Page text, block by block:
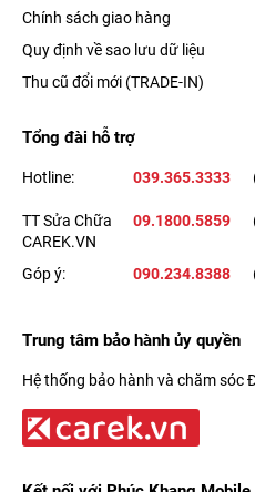
Chính sách giao hàng
Quy định về sao lưu dữ liệu
Thu cũ đổi mới (TRADE-IN)
Tổng đài hỗ trợ
Hotline: 039.365.3333
TT Sửa Chữa
CAREK.VN
09.1800.5859
Góp ý: 090.234.8388
Trung tâm bảo hành ủy quyền
Hệ thống bảo hành và chăm sóc